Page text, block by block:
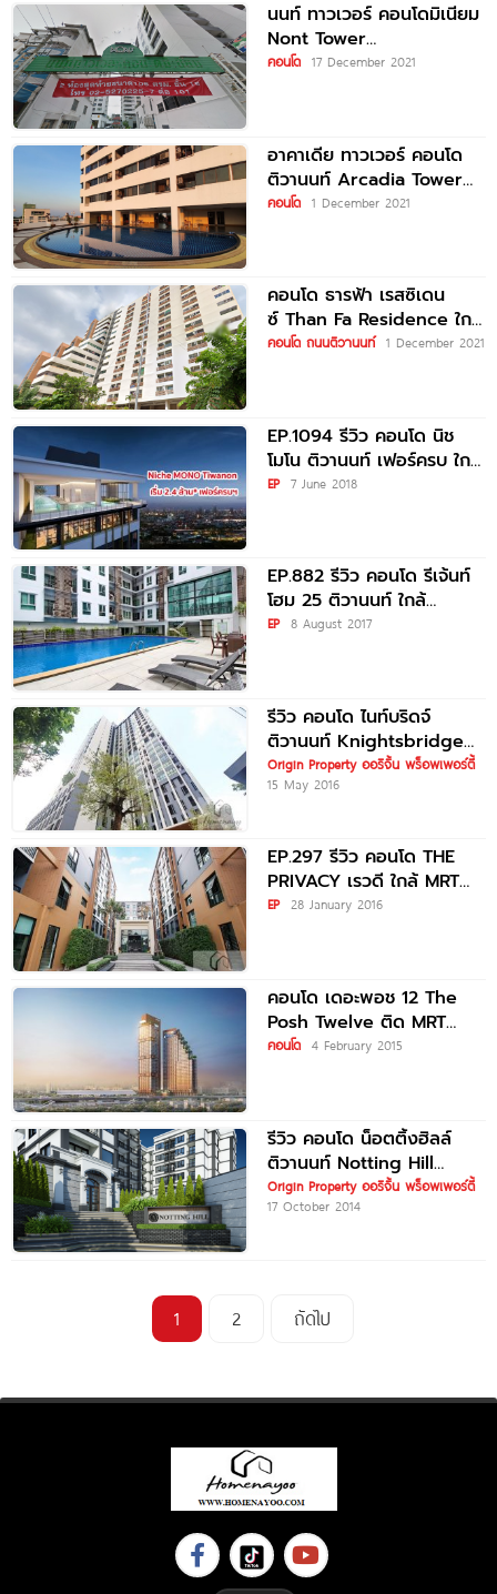
นนท์ ทาวเวอร์ คอนโดมิเนียม
Nont Tower
Condominum ใกล้ MRT
คอนโด 17 December 2021
อาคาเดีย ทาวเวอร์ คอนโด
ติวานนท์ Arcadia Tower
Condo ใกล้ MRT กระทรวง
คอนโด 1 December 2021
คอนโด ธารฟ้า เรสซิเดน
ซ์ Than Fa Residence ใกล้
MRT กระทรวงสาธารณสุข
คอนโด ถนนติวานนท์ 1 December 2021
EP.1094 รีวิว คอนโด นิช
โมโน ติวานนท์ เฟอร์ครบ ใกล้
MRT กระทรวงสาธารณสุข
EP 7 June 2018
EP.882 รีวิว คอนโด รีเจ้นท์
โฮม 25 ติวานนท์ ใกล้
รถไฟฟ้า MRT กระทรวง
EP 8 August 2017
รีวิว คอนโด ไนท์บริดจ์
ติวานนท์ Knightsbridge
Tiwanon ใกล้ MRT
กระทรวงสาธารณสุข
Origin Property ออริจิ้น พร็อพเพอร์ตี้
15 May 2016
EP.297 รีวิว คอนโด THE
PRIVACY เรวดี ใกล้ MRT
กระทรวงสาธารณสุข
EP 28 January 2016
คอนโด เดอะพอช 12 The
Posh Twelve ติด MRT
กระทรวงสาธารณสุข
คอนโด 4 February 2015
รีวิว คอนโด น็อตติ้งฮิลล์
ติวานนท์ Notting Hill
Tiwanon ใกล้รถไฟฟ้า MRT
กระทรวงสาธารณสุข
Origin Property ออริจิ้น พร็อพเพอร์ตี้
17 October 2014
1 2 ถัดไป